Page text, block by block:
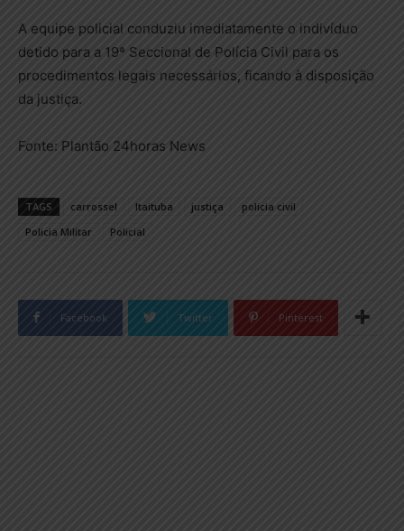
A equipe policial conduziu imediatamente o indivíduo
detido para a 19ª Seccional de Polícia Civil para os
procedimentos legais necessários, ficando à disposição
da justiça.
Fonte: Plantão 24horas News
TAGS carrossel Itaituba justiça
policia civil
Policia Militar
Policial
Facebook Twitter Pinterest